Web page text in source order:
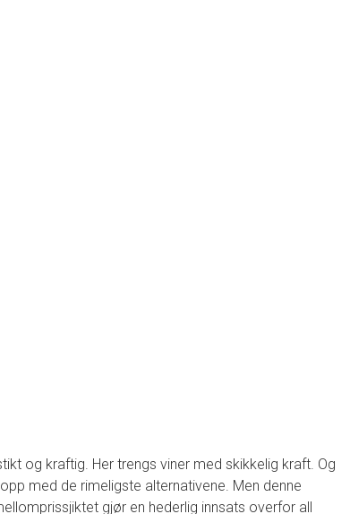
og kraftig. Her trengs viner med skikkelig kraft. Og
med de rimeligste alternativene. Men denne
gjør en hederlig innsats overfor all